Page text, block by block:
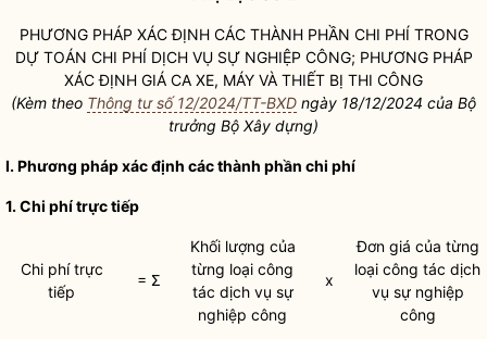
PHƯƠNG PHÁP XÁC ĐỊNH CÁC THÀNH PHẦN CHI PHÍ TRONG
DỰ TOÁN CHI PHÍ DỊCH VỤ SỰ NGHIỆP CÔNG; PHƯƠNG PHÁP
XÁC ĐỊNH GIÁ CA XE, MÁY VÀ THIẾT BỊ THI CÔNG
(Kèm theo Thông tư số 12/2024/TT-BXD ngày 18/12/2024 của Bộ
trưởng Bộ Xây dựng)
I. Phương pháp xác định các thành phần chi phí
1.Chi phítrực tiếp
Chi phítrực
tiếp
= Σ
Khối lượng của
từng loại công
tác dịch vụ sự
nghiệp công
x
Đơn giá của từng
loại công tác dịch
vụ sự nghiệp
công